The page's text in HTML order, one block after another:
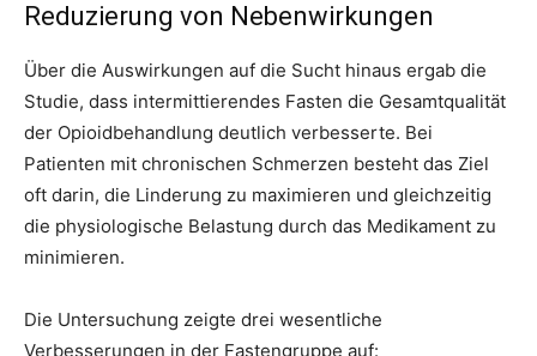
Reduzierung von Nebenwirkungen
Über die Auswirkungen auf die Sucht hinaus ergab die
Studie, dass intermittierendes Fasten die Gesamtqualität
der Opioidbehandlung deutlich verbesserte. Bei
Patienten mit chronischen Schmerzen besteht das Ziel
oft darin, die Linderung zu maximieren und gleichzeitig
die physiologische Belastung durch das Medikament zu
minimieren.
Die Untersuchung zeigte drei wesentliche
Verbesserungen in der Fastengruppe auf: